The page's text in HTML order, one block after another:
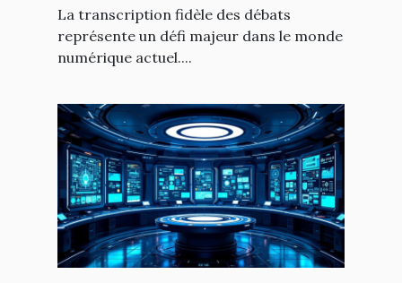
fidélité accrue ?
La transcription fidèle des débats
représente un défi majeur dans le monde
numérique actuel....